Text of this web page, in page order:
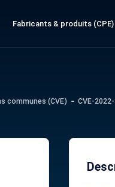
Fabricants & produits (CPE)
communes (CVE) CVE-